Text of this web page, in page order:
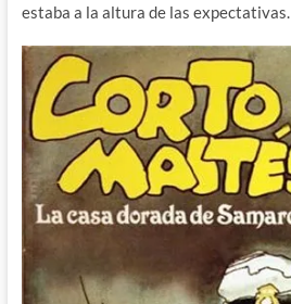
estaba a la altura de las expectativas.